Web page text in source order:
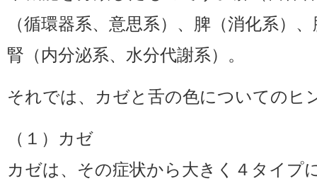
（循環器系、意思系）、脾（消化系）
腎（内分泌系、水分代謝系）。
それでは、カゼと舌の色についてのヒ
（１）カゼ
カゼは、その症状から大きく４タイプ